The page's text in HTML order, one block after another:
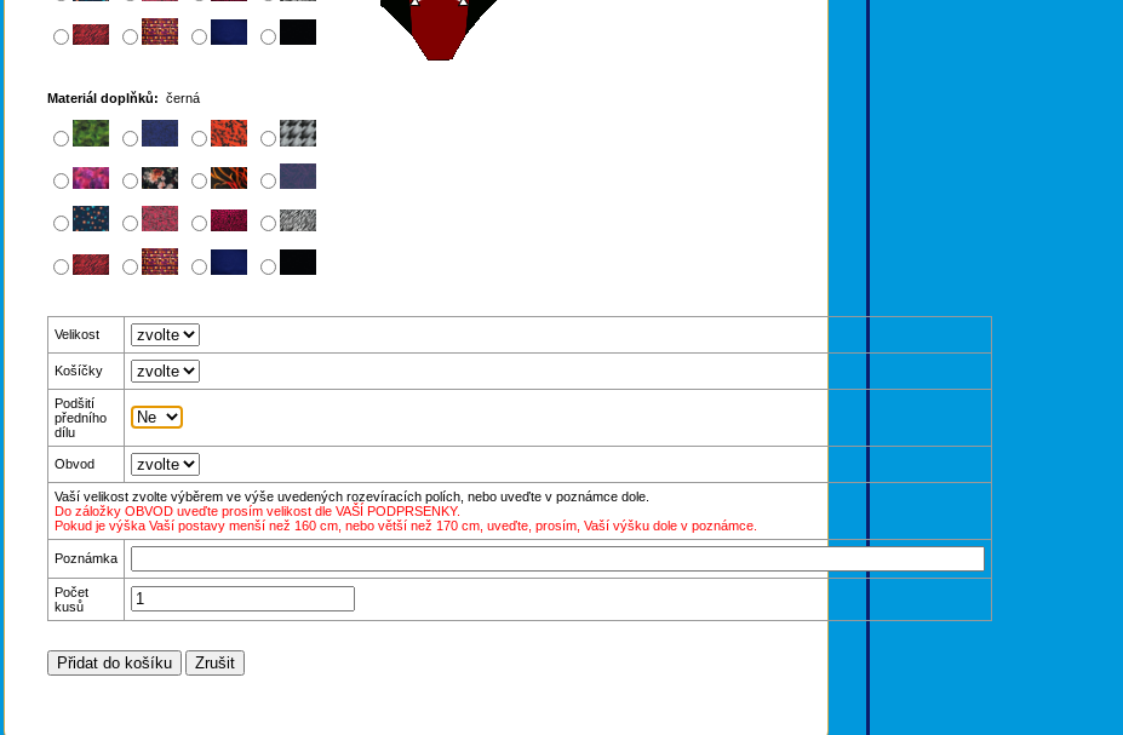
Materiál doplňků: černá
Velikost
Košíčky
Podšití
předního
dílu
Obvod
Vaší velikost zvolte výběrem ve výše uvedených rozevíracích polích, nebo uveďte v poznámce dole.
Do záložky OBVOD uveďte prosím velikost dle VAŠÍ PODPRSENKY.
Pokud je výška Vaší postavy menší než 160 cm, nebo větší než 170 cm, uveďte, prosím, Vaší výšku dole v poznámce.
Poznámka
Počet
kusů